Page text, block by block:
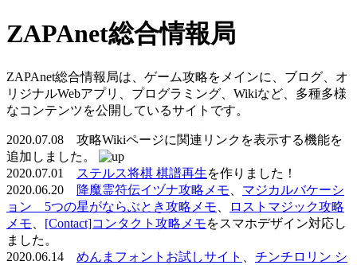
ZAPAnet総合情報局
ZAPAnet総合情報局は、ゲーム攻略をメインに、ブログ、オ
リジナルWebアプリ、プログラミング、Wikiなど、多種多様
なコンテンツを公開しているサイトです。
2020.07.08 攻略Wikiページに関連リンクを表示する機能を
追加しました。
2020.07.01
ステルス将棋 棋譜再生を作りました！
2020.06.20
降魔霊符伝イヅナ攻略メモ
マジカルバケーシ
ョン 5つの星がならぶとき攻略メモ
ロストマジック攻略
メモ
[Contact]コンタクト攻略メモをスマホデザイン対応し
ました。
2020.06.14 めんまフォントお試しサイト
チンチロリン シ